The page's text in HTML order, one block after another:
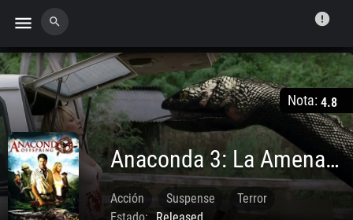
menu search error
Nota: 4.8
Anaconda 3: La Amenaza
Acción Suspense
Terror